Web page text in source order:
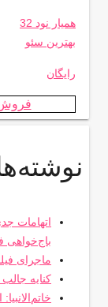
همیار نود 32
بهترین سئو
رایگان
اتهامات
باج‌خواهی
ماجرای
کنایه